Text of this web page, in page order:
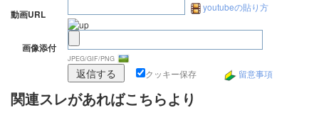
動画URL
youtubeの貼り方
画像添付
JPEG/GIF/PNG
クッキー保存 留意事項
関連スレがあればこちらより